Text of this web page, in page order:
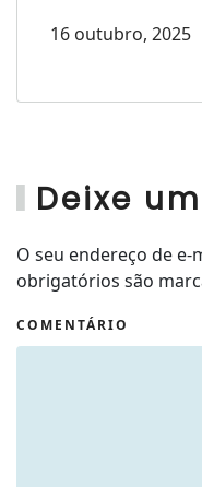
16 outubro, 2025
Deixe
O seu endereço de
obrigatórios são
COMENTÁRIO